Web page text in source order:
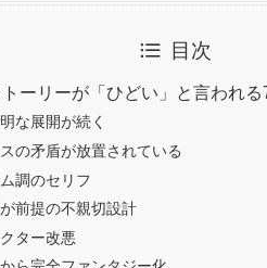
目次
ーリーが「ひどい」と言われる
な展開が続く
の矛盾が放置されている
調のセリフ
前提の不親切設計
ター改悪